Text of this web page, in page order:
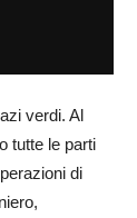
verdi. Al
tutte le parti
di